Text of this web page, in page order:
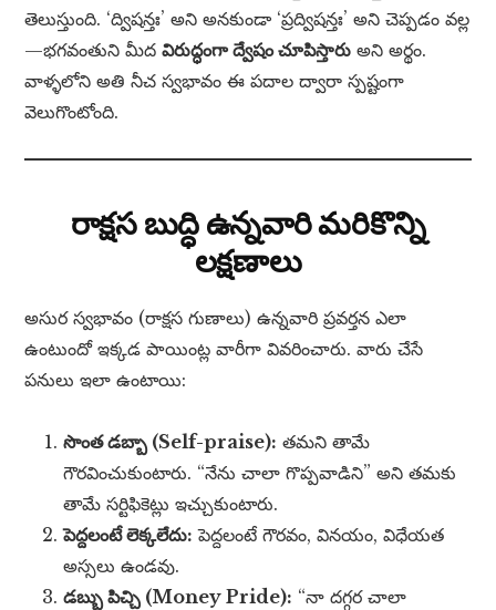
తెలుస్తుంది. ‘ద్విషన్తః’ అని అనకుండా ‘ప్రద్విషన్తః’ అని చెప్పడం వల్ల
—భగవంతుని మీదవిరుద్ధంగా ద్వేషం చూపిస్తారు అని అర్థం.
వాళ్ళలోని అతి నీచ స్వభావం ఈ పదాల ద్వారా స్పష్టంగా
వెలుగొంటోంది.
రాక్షస బుద్ధి ఉన్నవారి మరికొన్ని
లక్షణాలు
అసుర స్వభావం (రాక్షస గుణాలు) ఉన్నవారి ప్రవర్తన ఎలా
ఉంటుందో ఇక్కడ పాయింట్ల వారీగా వివరించారు. వారు చేసే
పనులు ఇలా ఉంటాయి:
సొంత డబ్బా (Self-praise): తమని తామే
గౌరవించుకుంటారు. “నేను చాలా గొప్పవాడిని” అని తమకు
తామే సర్టిఫికెట్లు ఇచ్చుకుంటారు.
పెద్దలంటే లెక్కలేదు: పెద్దలంటే గౌరవం, వినయం, విధేయత
అస్సలు ఉండవు.
డబ్బు పిచ్చి (Money Pride): “నా దగ్గర చాలా